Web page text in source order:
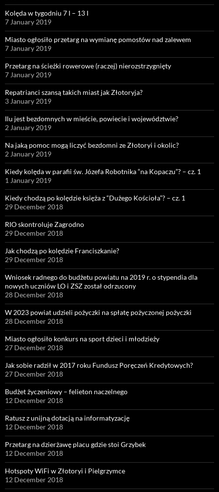
Kolęda w tygodniu 7 I – 13 I
7 January 2019
Miasto ogłosiło przetarg na wymianę pomostów nad zalewem
7 January 2019
Przetarg na ścieżki rowerowe (raczej) nierozstrzygnięty
7 January 2019
Repatrianci szansą takich miast jak Złotoryja?
3 January 2019
Ilu jest bezdomnych w mieście, powiecie i województwie?
2 January 2019
Na jaką pomoc mogą liczyć bezdomni ze Złotoryi i okolic?
2 January 2019
Kiedy kolęda w parafii św. Józefa Robotnika “na Kopaczu”? – cz. 1
1 January 2019
Kiedy chodzą po kolędzie księża z “Dużego Kościoła”? – cz. 1
29 December 2018
RIO skontroluje Zagrodno
29 December 2018
Jak chodzą po kolędzie Franciszkanie?
29 December 2018
Wniosek radnego do budżetu powiatu na 2019 r. o stypendia dla
nowych uczniów LO i ZSZ został odrzucony
28 December 2018
W 2023 powiat udzieli pożyczki na spłatę pożyczonej pożyczki
28 December 2018
Miasto ogłosiło konkurs na sport dzieci i młodzieży
27 December 2018
Jak sobie radził w 2017 roku Fundusz Poręczeń Kredytowych?
27 December 2018
Budżet życzeniowy – felieton naczelnego
12 December 2018
Ratusz z unijną dotacją na informatyzację
12 December 2018
Przetarg na dzierżawę placu gdzie stoi Grzybek
12 December 2018
Hotspoty WiFi w Złotoryi i Pielgrzymce
12 December 2018